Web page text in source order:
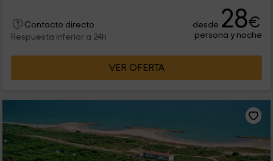
Contacto directo
Respuesta inferior a 24h
desde 28€
persona y noche
VER OFERTA